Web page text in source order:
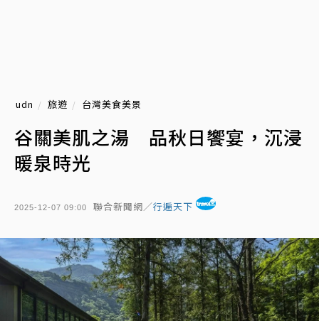
udn 旅遊 台灣美食美景
谷關美肌之湯 品秋日饗宴，沉浸
暖泉時光
2025-12-07 09:00 聯合新聞網／行遍天下